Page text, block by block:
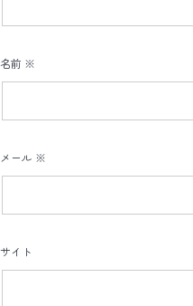
名前 ※
メール ※
サイト